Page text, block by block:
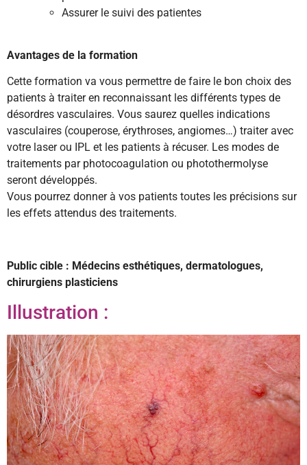
Assurer le suivi des patientes
Avantages de la formation
Cette formation va vous permettre de faire le bon choix des
patients à traiter en reconnaissant les différents types de
désordres vasculaires. Vous saurez quelles indications
vasculaires (couperose, érythroses, angiomes…) traiter avec
votre laser ou IPL et les patients à récuser. Les modes de
traitements par photocoagulation ou photothermolyse
seront développés.
Vous pourrez donner à vos patients toutes les précisions sur
les effets attendus des traitements.
Public cible : Médecins esthétiques, dermatologues,
chirurgiens plasticiens
Illustration :